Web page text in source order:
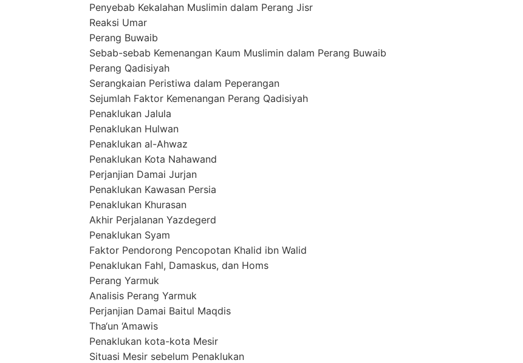
Penyebab Kekalahan Muslimin dalam Perang Jisr
Reaksi Umar
Perang Buwaib
Sebab-sebab Kemenangan Kaum Muslimin dalam Perang Buwaib
Perang Qadisiyah
Serangkaian Peristiwa dalam Peperangan
Sejumlah Faktor Kemenangan Perang Qadisiyah
Penaklukan Jalula
Penaklukan Hulwan
Penaklukan al-Ahwaz
Penaklukan Kota Nahawand
Perjanjian Damai Jurjan
Penaklukan Kawasan Persia
Penaklukan Khurasan
Akhir Perjalanan Yazdegerd
Penaklukan Syam
Faktor Pendorong Pencopotan Khalid ibn Walid
Penaklukan Fahl, Damaskus, dan Homs
Perang Yarmuk
Analisis Perang Yarmuk
Perjanjian Damai Baitul Maqdis
Tha‘un ‘Amawis
Penaklukan kota-kota Mesir
Situasi Mesir sebelum Penaklukan